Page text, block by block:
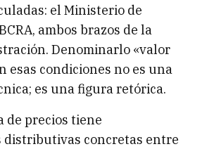
el Ministerio de
ambos brazos de la
Denominarlo «valor
esas condiciones no es una
es una figura retórica.
de precios tiene
distributivas concretas entre